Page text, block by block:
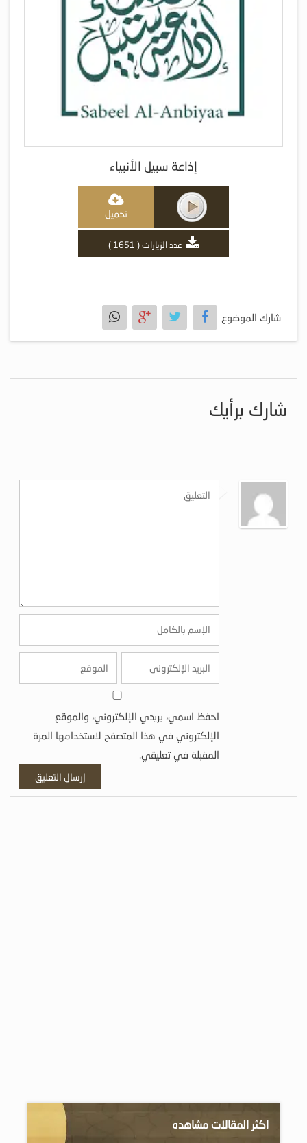
إذاعة سبيل الأنبياء
تحميل
عدد الزيارات ( 1651 )
شارك الموضوع
شارك برأيك
احفظ اسمي، بريدي الإلكتروني، والموقع
الإلكتروني في هذا المتصفح لاستخدامها المرة
المقبلة في تعليقي.
اكثر المقالات مشاهده